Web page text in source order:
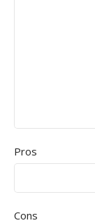
Pros
Cons